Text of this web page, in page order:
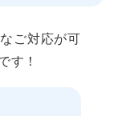
ご対応が可
す！